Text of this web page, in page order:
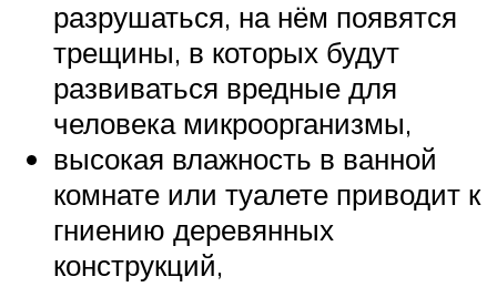
разрушаться, на нём появятся
трещины, в которых будут
развиваться вредные для
человека микроорганизмы,
высокая влажность в ванной
комнате или туалете приводит к
гниению деревянных
конструкций,